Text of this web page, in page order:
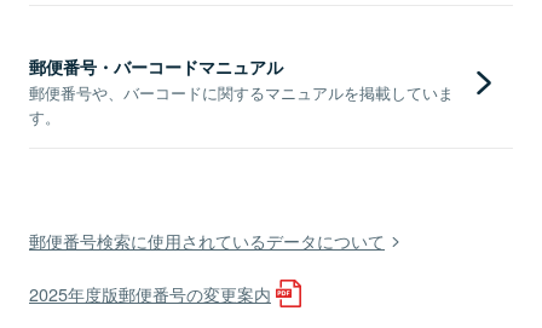
郵便番号・バーコードマニュアル
郵便番号や、バーコードに関するマニュアルを掲載していま
す。
郵便番号検索に使用されているデータについて
2025年度版郵便番号の変更案内